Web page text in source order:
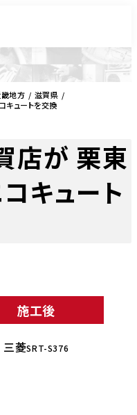
地方
滋賀県
キュートを交換
店が 栗東
キュート
施工後
三菱SRT-S376